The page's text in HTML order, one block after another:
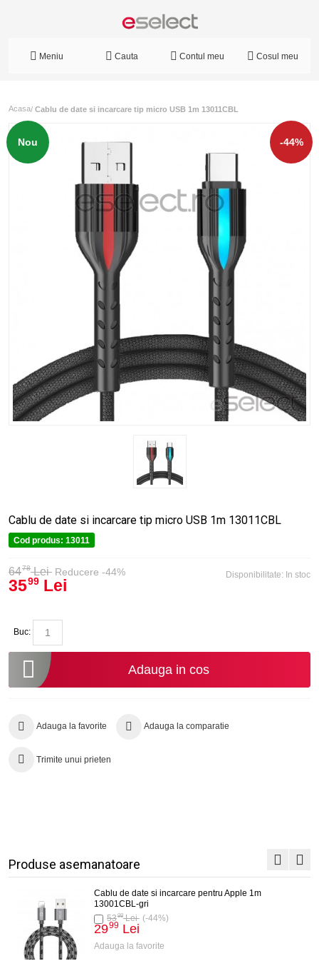
Meniu Cauta Contul meu Cosul meu
Acasa/ Cablu de date si incarcare tip micro USB 1m 13011CBL
Nou -44%
Cablu de date si incarcare tip micro USB 1m 13011CBL
Cod produs:13011
Disponibilitate: In stoc
6478Lei Reducere -44%
3599 Lei
Buc:
Adauga in cos
Adauga la favorite Adauga la comparatie
Trimite unui prieten
Produse asemanatoare
Cablu de date si incarcare pentru Apple 1m
13001CBL-gri
5398Lei (-44%)
2999 Lei
Adauga la favorite